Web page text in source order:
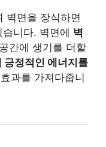
벽면을 장식하면
니다. 벽면에 벽
간에 생기를 더할
긍정적인 에너지를
과를 가져다줍니